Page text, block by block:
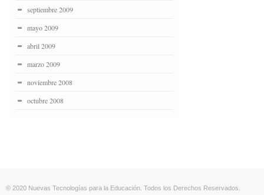
septiembre 2009
mayo 2009
abril 2009
marzo 2009
noviembre 2008
octubre 2008
© 2020 Nuevas Tecnologías para la Educación. Todos los Derechos Reservados.